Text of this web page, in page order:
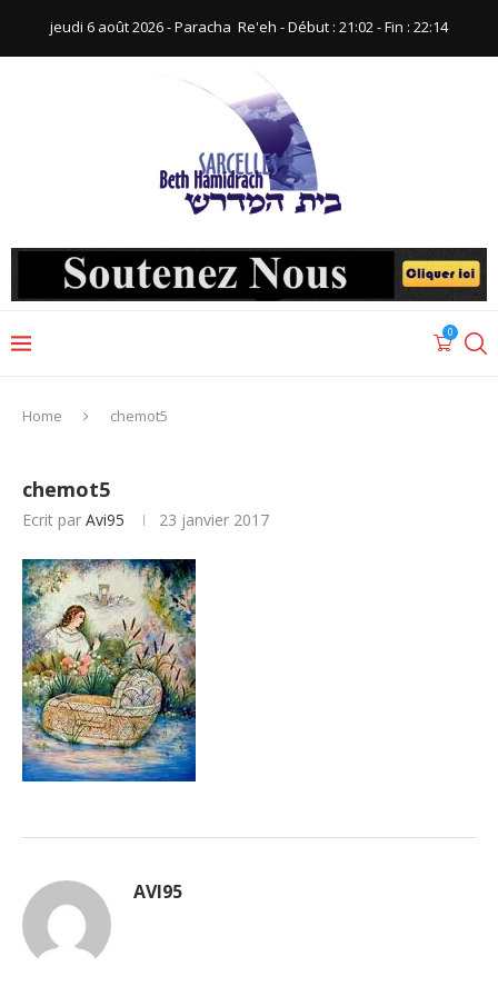
jeudi 6 août 2026 - Paracha ‪ Re'eh‬ - Début : 21:02‬ - Fin : ‪22:14‬
0
Home chemot5
chemot5
Ecrit par Avi95 23 janvier 2017
AVI95